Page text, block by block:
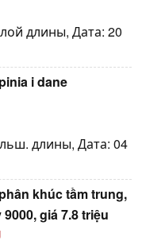
длины, Дата: 20
i dane
длины, Дата: 04
khúc tầm trung,
giá 7.8 triệu